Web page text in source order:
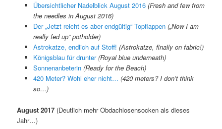
Übersichtlicher Nadelblick August 2016 (Fresh and few from
the needles in August 2016)
Der „Jetzt reicht es aber endgültig“ Topflappen („Now I am
really fed up“ potholder)
Astrokatze, endlich auf Stoff! (Astrokatze, finally on fabric!)
Königsblau für drunter (Royal blue underneath)
Sonnenanbeterin (Ready for the Beach)
420 Meter? Wohl eher nicht… (420 meters? I don’t think
so…)
August 2017 (Deutlich mehr Obdachlosensocken als dieses
Jahr…)